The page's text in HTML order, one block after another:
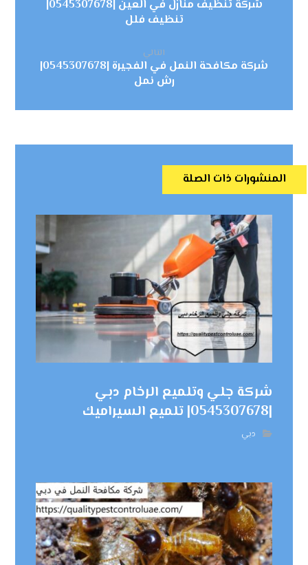
شركة تنظيف منازل في العين |0545307678|
تنظيف فلل
التالي
شركة مكافحة النمل في الفجيرة |0545307678|
رش نمل
المنشورات ذات الصلة
شركة جلي وتلميع الرخام دبي
|0545307678| تلميع السيراميك
دبي